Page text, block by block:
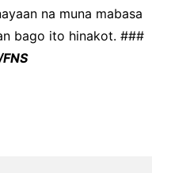
na muna mabasa
bago ito hinakot. ###